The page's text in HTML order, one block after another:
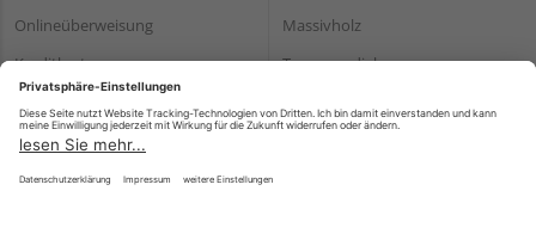
Onlineüberweisung
Kreditkarte
*Bonität vorausgesetzt
Massivholz
Terrassendielen